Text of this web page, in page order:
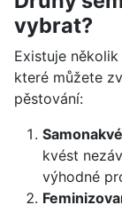
vybrat?
Existuje
které můžete
pěstování:
kvést
výhodné